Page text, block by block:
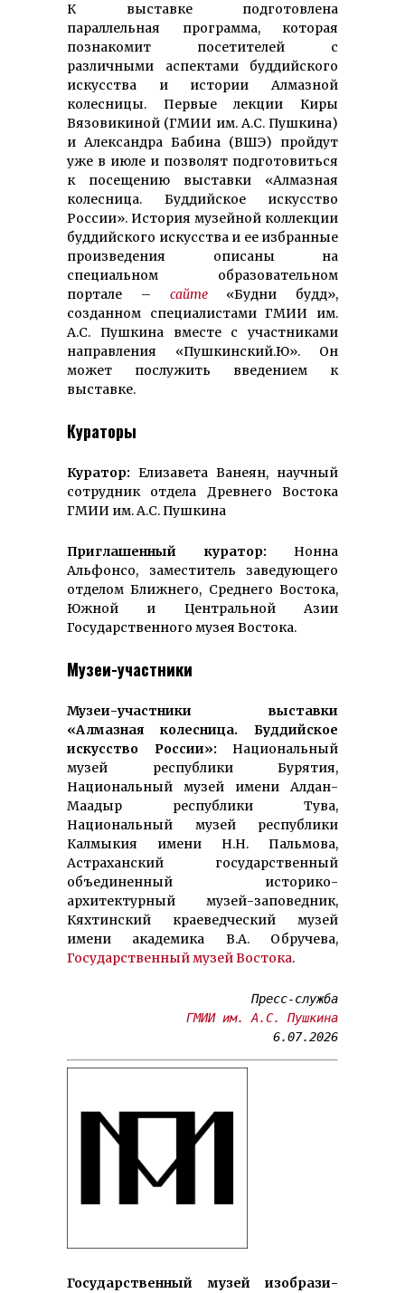
К выставке подготовлена
параллельная программа, которая
познакомит посетителей с
различными аспектами буддийского
искусства и истории Алмазной
колесницы. Первые лекции Киры
Вязовикиной (ГМИИ им. А.С. Пушкина)
и Александра Бабина (ВШЭ) пройдут
уже в июле и позволят подготовиться
к посещению выставки «Алмазная
колесница. Буддийское искусство
России». История музейной коллекции
буддийского искусства и ее избранные
произведения описаны на
специальном образовательном
портале – сайте«Будни будд»,
созданном специалистами ГМИИ им.
А.С. Пушкина вместе с участниками
направления «Пушкинский.Ю». Он
может послужить введением к
выставке.
Кураторы
Куратор: Елизавета Ванеян, научный
сотрудник отдела Древнего Востока
ГМИИ им. А.С. Пушкина
Приглашенный куратор: Нонна
Альфонсо, заместитель заведующего
отделом Ближнего, Среднего Востока,
Южной и Центральной Азии
Государственного музея Востока.
Музеи-участники
Музеи-участники выставки
«Алмазная колесница. Буддийское
искусство России»: Национальный
музей республики Бурятия,
Национальный музей имени Алдан-
Маадыр республики Тува,
Национальный музей республики
Калмыкия имени Н.Н. Пальмова,
Астраханский государственный
объединенный историко-
архитектурный музей-заповедник,
Кяхтинский краеведческий музей
имени академика В.А. Обручева,
Государственный музей Востока.
ГМИИ им. А.С. Пушкина
6.07.2026
Государственный му­зей изобра­зи­